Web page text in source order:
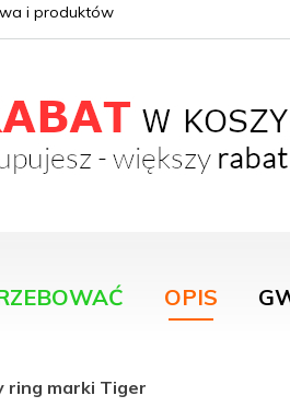
i produktów
OPIS
ring marki Tiger